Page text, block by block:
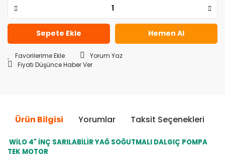
Sepete Ekle Hemen Al
Yorum Yaz
Fiyatı Düşünce Haber Ver
Ürün Bilgisi Yorumlar Taksit Seçenekleri
WİLO 4" İNÇ SARILABİLİR YAĞ SOĞUTMALI DALGIÇ POMPA
TEK MOTOR